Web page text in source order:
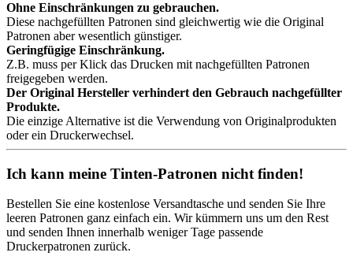
Ohne Einschränkungen zu gebrauchen.
Diese nachgefüllten Patronen sind gleichwertig wie die Original
Patronen aber wesentlich günstiger.
Geringfügige Einschränkung.
Z.B. muss per Klick das Drucken mit nachgefüllten Patronen
freigegeben werden.
Der Original Hersteller verhindert den Gebrauch nachgefüllter
Produkte.
Die einzige Alternative ist die Verwendung von Originalprodukten
oder ein Druckerwechsel.
Ich kann meine Tinten-Patronen nicht finden!
Bestellen Sie eine kostenlose Versandtasche und senden Sie Ihre
leeren Patronen ganz einfach ein. Wir kümmern uns um den Rest
und senden Ihnen innerhalb weniger Tage passende
Druckerpatronen zurück.